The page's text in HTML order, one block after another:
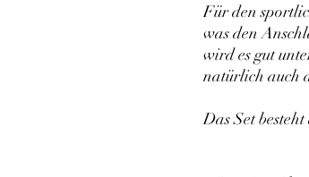
Für den
was den
wird es gut
natürlich auch
Das Set besteht